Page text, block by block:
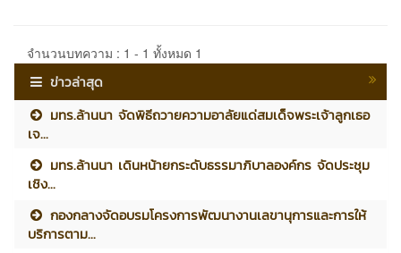
จำนวนบทความ : 1 - 1 ทั้งหมด 1
ข่าวล่าสุด
มทร.ล้านนา จัดพิธีถวายความอาลัยแด่สมเด็จพระเจ้าลูกเธอ
เจ...
มทร.ล้านนา เดินหน้ายกระดับธรรมาภิบาลองค์กร จัดประชุม
เชิง...
กองกลางจัดอบรมโครงการพัฒนางานเลขานุการและการให้
บริการตาม...